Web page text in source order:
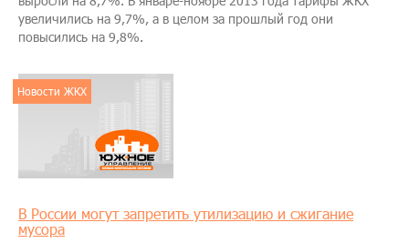
увеличились на 9,7%, а в целом за прошлый год они
повысились на 9,8%.
Новости ЖКХ
В России могут запретить утилизацию и сжигание
мусора